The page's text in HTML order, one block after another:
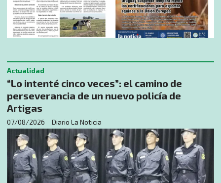
“Lo intenté cinco veces”: el camino de
perseverancia de un nuevo policía de
Artigas
Diario La Noticia
Actualidad
07/08/2026